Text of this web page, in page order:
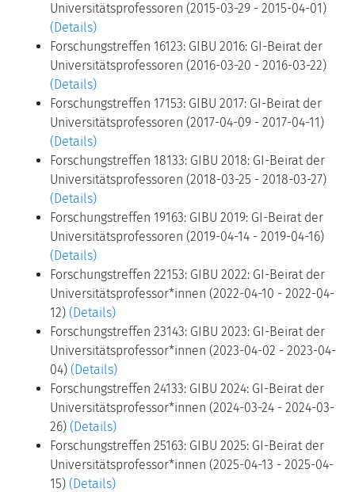
Universitätsprofessoren (2015-03-29 - 2015-04-01)
(Details)
Forschungstreffen 16123: GIBU 2016: GI-Beirat der
Universitätsprofessoren (2016-03-20 - 2016-03-22)
(Details)
Forschungstreffen 17153: GIBU 2017: GI-Beirat der
Universitätsprofessoren (2017-04-09 - 2017-04-11)
(Details)
Forschungstreffen 18133: GIBU 2018: GI-Beirat der
Universitätsprofessoren (2018-03-25 - 2018-03-27)
(Details)
Forschungstreffen 19163: GIBU 2019: GI-Beirat der
Universitätsprofessoren (2019-04-14 - 2019-04-16)
(Details)
Forschungstreffen 22153: GIBU 2022: GI-Beirat der
Universitätsprofessor*innen (2022-04-10 - 2022-04-
12) (Details)
Forschungstreffen 23143: GIBU 2023: GI-Beirat der
Universitätsprofessor*innen (2023-04-02 - 2023-04-
04) (Details)
Forschungstreffen 24133: GIBU 2024: GI-Beirat der
Universitätsprofessor*innen (2024-03-24 - 2024-03-
26) (Details)
Forschungstreffen 25163: GIBU 2025: GI-Beirat der
Universitätsprofessor*innen (2025-04-13 - 2025-04-
15) (Details)